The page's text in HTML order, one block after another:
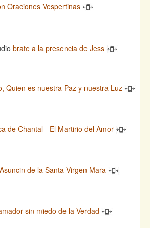
Oraciones Vespertinas
brate a la presencia de Jess
Quien es nuestra Paz y nuestra Luz
de Chantal - El Martirio del Amor
de la Santa Virgen Mara
sin miedo de la Verdad